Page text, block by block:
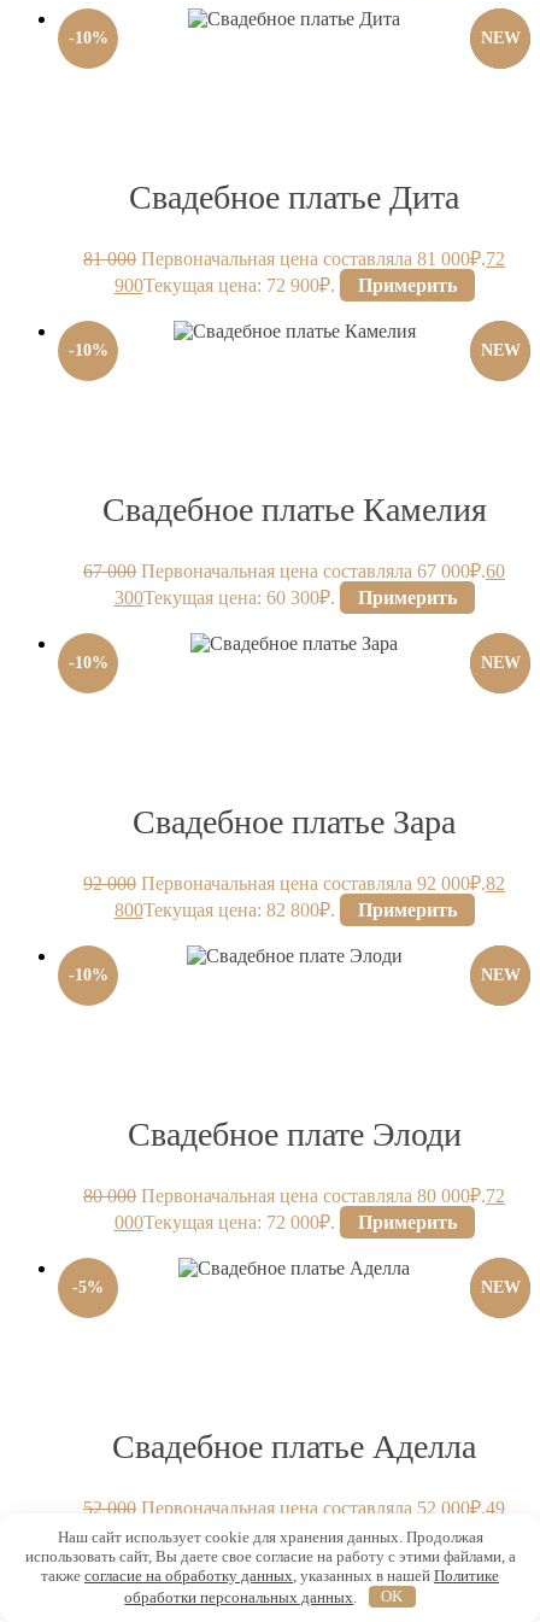
-10% NEW
Свадебное платье Дита
81 000 Первоначальная цена составляла 81 000₽.72
900Текущая цена: 72 900₽. Примерить
-10% NEW
Свадебное платье Камелия
67 000 Первоначальная цена составляла 67 000₽.60
300Текущая цена: 60 300₽. Примерить
-10% NEW
Свадебное платье Зара
92 000 Первоначальная цена составляла 92 000₽.82
800Текущая цена: 82 800₽. Примерить
-10% NEW
Свадебное плате Элоди
80 000 Первоначальная цена составляла 80 000₽.72
000Текущая цена: 72 000₽. Примерить
-5% NEW
Свадебное платье Аделла
52 000 Первоначальная цена составляла 52 000₽.49
400Текущая цена: 49 400₽. Примерить
Наш сайт использует cookie для хранения данных. Продолжая
использовать сайт, Вы даете свое согласие на работу с этими файлами, а
также согласие на обработку данных , указанных в нашей Политике
обработки персональных данных
OK